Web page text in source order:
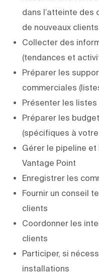
dans l’atteinte
de nouveaux clients
Collecter des
(tendances et
Préparer les
commerciales
Présenter les
Préparer les
(spécifiques à
Gérer le pipeline
Vantage Point
Enregistrer les
Fournir un conseil
clients
Coordonner les
clients
Participer, si
installations